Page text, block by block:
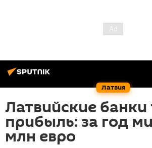
Латвия
Латвийские
прибыль: за год
млн евро